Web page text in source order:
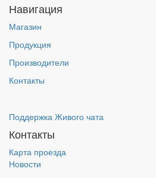
Навигация
Магазин
Продукция
Производители
Контакты
Поддержка Живого чата
Контакты
Карта проезда
Новости